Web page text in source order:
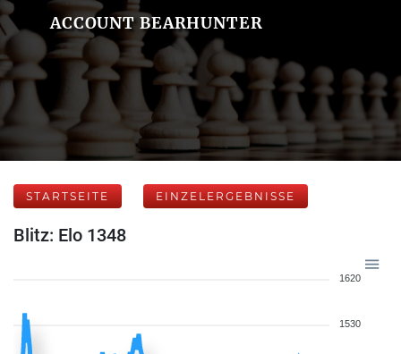
ACCOUNT BEARHUNTER
STARTSEITE EINZELERGEBNISSE
Blitz: Elo 1348
1620
1530